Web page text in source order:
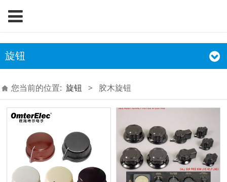
旋钮
您当前的位置: 旋钮 > 胶木旋钮